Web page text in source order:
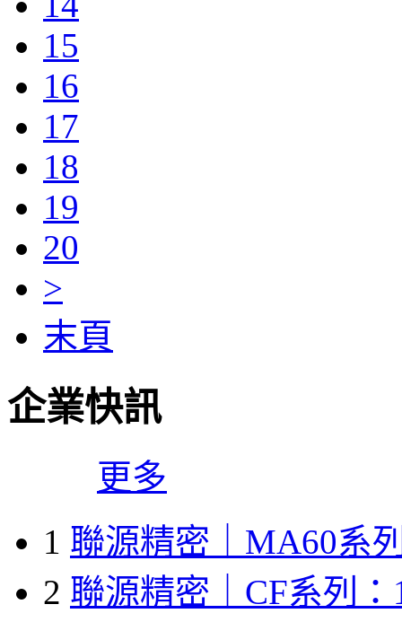
15
16
17
18
19
20
>
末頁
企業快訊
更多
1 聯源精密｜MA60系
2 聯源精密｜CF系列：